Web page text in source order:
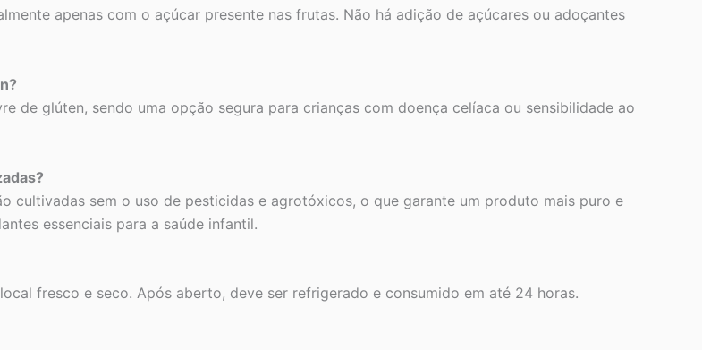
apenas com o açúcar presente nas frutas. Não há adição de açúcares ou adoçantes
de glúten, sendo uma opção segura para crianças com doença celíaca ou sensibilidade ao
cultivadas sem o uso de pesticidas e agrotóxicos, o que garante um produto mais puro e
essenciais para a saúde infantil.
fresco e seco. Após aberto, deve ser refrigerado e consumido em até 24 horas.